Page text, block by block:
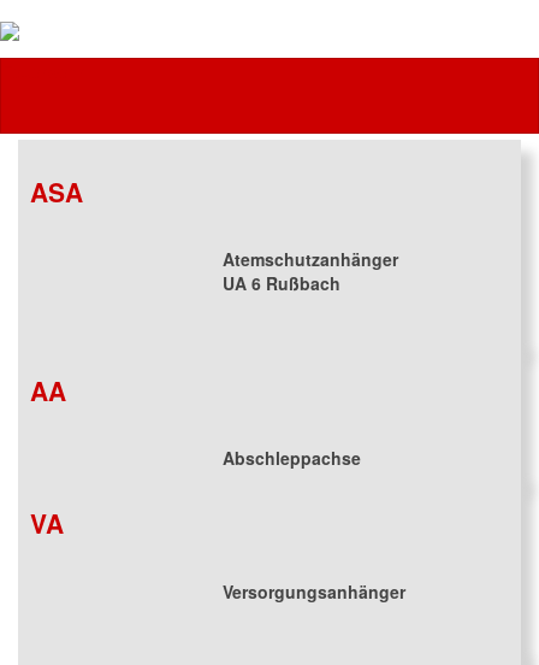
ASA
Atemschutzanhänger
UA 6 Rußbach
AA
Abschleppachse
VA
Versorgungsanhänger